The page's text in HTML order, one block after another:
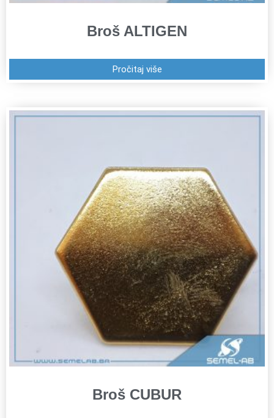
Broš ALTIGEN
Pročitaj više
Broš CUBUR